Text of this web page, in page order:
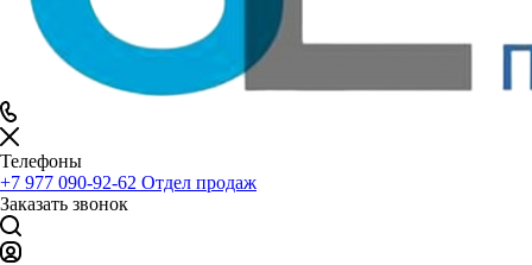
Телефоны
+7 977 090-92-62 Отдел продаж
Заказать звонок